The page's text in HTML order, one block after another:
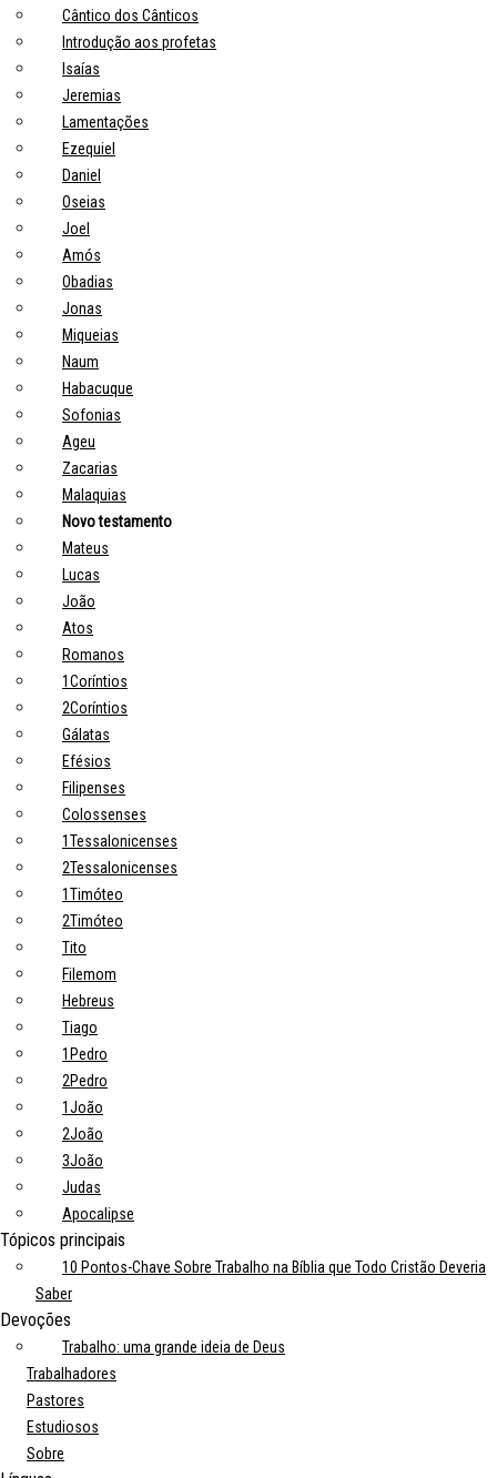
Cântico dos Cânticos
Introdução aos profetas
Isaías
Jeremias
Lamentações
Ezequiel
Daniel
Oseias
Joel
Amós
Obadias
Jonas
Miqueias
Naum
Habacuque
Sofonias
Ageu
Zacarias
Malaquias
Novo testamento
Mateus
Lucas
João
Atos
Romanos
1Coríntios
2Coríntios
Gálatas
Efésios
Filipenses
Colossenses
1Tessalonicenses
2Tessalonicenses
1Timóteo
2Timóteo
Tito
Filemom
Hebreus
Tiago
1Pedro
2Pedro
1João
2João
3João
Judas
Apocalipse
Tópicos principais
10 Pontos-Chave Sobre Trabalho na Bíblia que Todo Cristão Deveria
Saber
Devoções
Trabalho: uma grande ideia de Deus
Trabalhadores
Pastores
Estudiosos
Sobre